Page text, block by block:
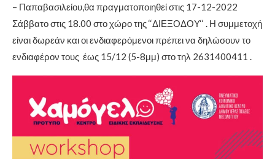
– Παπαβασιλείου,θα πραγματοποιηθεί στις 17-12-2022
Σάββατο στις 18.00 στο χώρο της ‘‘ΔΙΕΞΟΔΟΥ‘‘ . Η συμμετοχή
είναι δωρεάν και οι ενδιαφερόμενοι πρέπει να δηλώσουν το
ενδιαφέρον τους έως 15/12 (5-8μμ) στο τηλ 2631400411 .